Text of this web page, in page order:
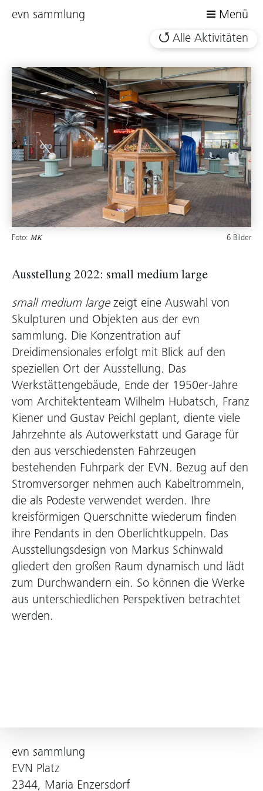
evn sammlung
Menü
Alle Aktivitäten
Foto: MK 6 Bilder
Ausstellung 2022: small medium large
small medium largezeigt eine Auswahl von
Skulpturen und Objekten aus der evn
sammlung. Die Konzentration auf
Dreidimensionales erfolgt mit Blick auf den
speziellen Ort der Ausstellung. Das
Werkstättengebäude, Ende der 1950er-Jahre
vom Architektenteam Wilhelm Hubatsch, Franz
Kiener und Gustav Peichl geplant, diente viele
Jahrzehnte als Autowerkstatt und Garage für
den aus verschiedensten Fahrzeugen
bestehenden Fuhrpark der EVN. Bezug auf den
Stromversorger nehmen auch Kabeltrommeln,
die als Podeste verwendet werden. Ihre
kreisförmigen Querschnitte wiederum finden
ihre Pendants in den Oberlichtkuppeln. Das
Ausstellungsdesign von Markus Schinwald
gliedert den großen Raum dynamisch und lädt
zum Durchwandern ein. So können die Werke
aus unterschiedlichen Perspektiven betrachtet
werden.
evn sammlung
EVN Platz
2344, Maria Enzersdorf